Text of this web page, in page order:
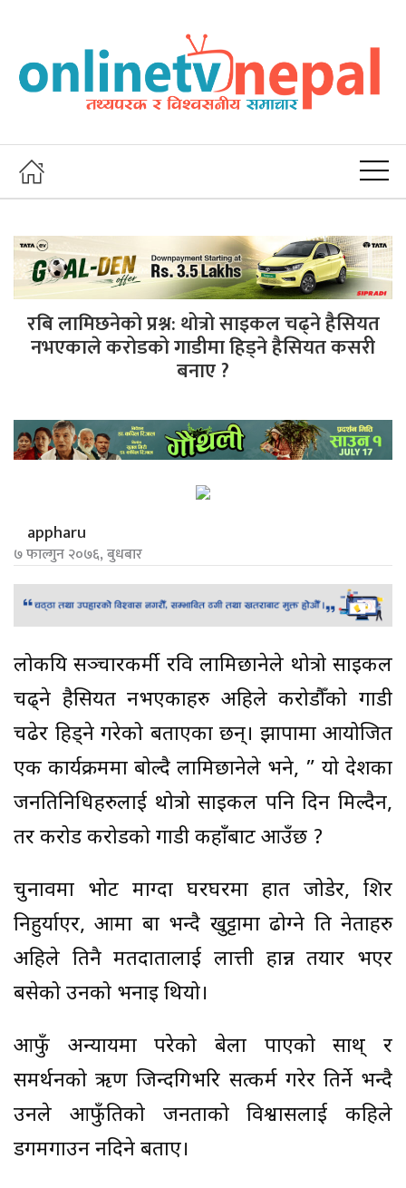
रबि लामिछनेको प्रश्न: थोत्रो साइकल चढ्ने हैसियत
नभएकाले करोडको गाडीमा हिड्ने हैसियत कसरी
बनाए ?
appharu
७ फाल्गुन २०७६, बुधबार
लोकप्रिय सञ्चारकर्मी रवि लामिछानेले थोत्रो साइकल
चढ्ने हैसियत नभएकाहरु अहिले करोडौँको गाडी
चढेर हिड्ने गरेको बताएका छन्। झापामा आयोजित
एक कार्यक्रममा बोल्दै लामिछानेले भने, ” यो देशका
जनप्रतिनिधिहरुलाई थोत्रो साइकल पनि दिन मिल्दैन,
तर करोड करोडको गाडी कहाँबाट आउँछ ?
चुनावमा भोट माग्दा घरघरमा हात जोडेर, शिर
निहुर्याएर, आमा बा भन्दै खुट्टामा ढोग्ने ति नेताहरु
अहिले तिनै मतदातालाई लात्ती हान्न तयार भएर
बसेको उनको भनाइ थियो।
आफुँ अन्यायमा परेको बेला पाएको साथ् र
समर्थनको ऋण जिन्दगिभरि सत्कर्म गरेर तिर्ने भन्दै
उनले आफुँप्रतिको जनताको विश्वासलाई कहिले
डगमगाउन नदिने बताए।